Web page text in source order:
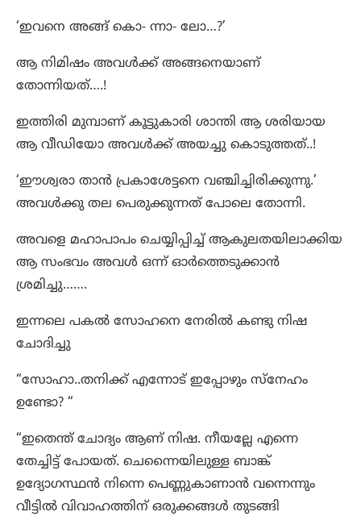
‘ഇവനെ അങ്ങ് കൊ- ന്നാ- ലോ…?’
ആ നിമിഷം അവൾക്ക്‌ അങ്ങനെയാണ്
തോന്നിയത്….!
ഇത്തിരി മുമ്പാണ് കൂട്ടുകാരി ശാന്തി ആ ശരിയായ
ആ വീഡിയോ അവൾക്ക് അയച്ചു കൊടുത്തത്..!
‘ഈശ്വരാ താൻ പ്രകാശേട്ടനെ വഞ്ചിച്ചിരിക്കുന്നു.’
അവൾക്കു തല പെരുക്കുന്നത് പോലെ തോന്നി.
അവളെ മഹാപാപം ചെയ്യിപ്പിച്ച് ആകുലതയിലാക്കിയ
ആ സംഭവം അവൾ ഒന്ന്‌ ഓർത്തെടുക്കാൻ
ശ്രമിച്ചു…….
ഇന്നലെ പകൽ സോഹനെ നേരിൽ കണ്ടു നിഷ
ചോദിച്ചു
“സോഹാ..തനിക്ക് എന്നോട് ഇപ്പോഴും സ്നേഹം
ഉണ്ടോ? “
“ഇതെന്ത് ചോദ്യം ആണ് നിഷ. നീയല്ലേ എന്നെ
തേച്ചിട്ട് പോയത്. ചെന്നൈയിലുള്ള ബാങ്ക്
ഉദ്യോഗസ്ഥൻ നിന്നെ പെണ്ണുകാണാൻ വന്നെന്നും
വീട്ടിൽ വിവാഹത്തിന് ഒരുക്കങ്ങൾ തുടങ്ങി